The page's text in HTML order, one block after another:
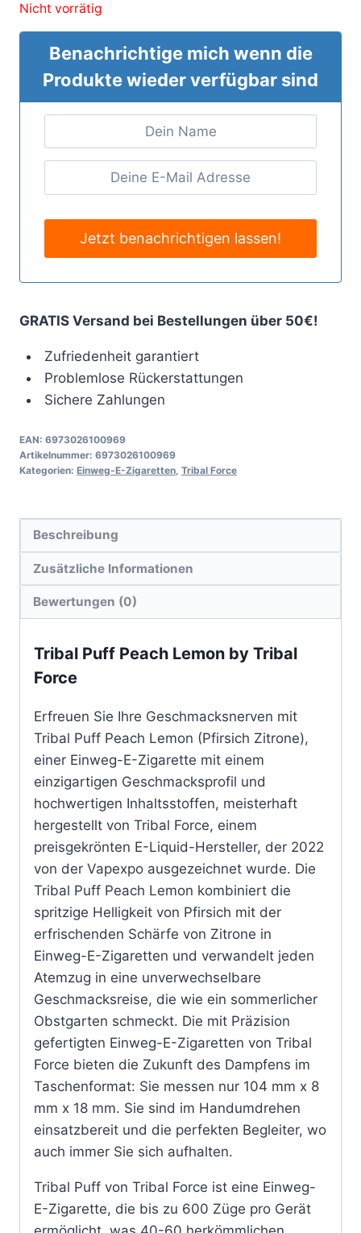
was:
9,90 €.1,00 €.
Nicht vorrätig
Benachrichtige mich wenn die
Produkte wieder verfügbar sind
GRATIS Versand bei Bestellungen über 50€!
Zufriedenheit garantiert
Problemlose Rückerstattungen
Sichere Zahlungen
EAN: 6973026100969
Artikelnummer: 6973026100969
Kategorien: Einweg-E-Zigaretten Tribal Force
Beschreibung
Zusätzliche Informationen
Bewertungen (0)
Tribal Puff Peach Lemon by Tribal
Force
Erfreuen Sie Ihre Geschmacksnerven mit
Tribal Puff Peach Lemon (Pfirsich Zitrone),
einer Einweg-E-Zigarette mit einem
einzigartigen Geschmacksprofil und
hochwertigen Inhaltsstoffen, meisterhaft
hergestellt von Tribal Force, einem
preisgekrönten E-Liquid-Hersteller, der 2022
von der Vapexpo ausgezeichnet wurde. Die
Tribal Puff Peach Lemon kombiniert die
spritzige Helligkeit von Pfirsich mit der
erfrischenden Schärfe von Zitrone in
Einweg-E-Zigaretten und verwandelt jeden
Atemzug in eine unverwechselbare
Geschmacksreise, die wie ein sommerlicher
Obstgarten schmeckt. Die mit Präzision
gefertigten Einweg-E-Zigaretten von Tribal
Force bieten die Zukunft des Dampfens im
Taschenformat: Sie messen nur 104 mm x 8
mm x 18 mm. Sie sind im Handumdrehen
einsatzbereit und die perfekten Begleiter, wo
auch immer Sie sich aufhalten.
Tribal Puff von Tribal Force ist eine Einweg-
E-Zigarette, die bis zu 600 Züge pro Gerät